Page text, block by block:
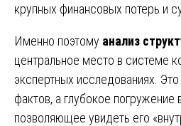
крупных финансовых потерь и
Именно поэтому анализ
центральное место в системе
экспертных исследованиях.
фактов, а глубокое погружение
позволяющее увидеть его